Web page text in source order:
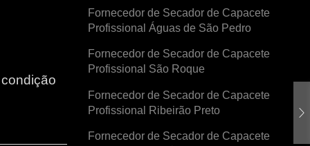
Fornecedor de Secador de Capacete
Profissional Águas de São Pedro
Fornecedor de Secador de Capacete
Profissional São Roque
Fornecedor de Secador de Capacete
Profissional Ribeirão Preto
Fornecedor de Secador de Capacete